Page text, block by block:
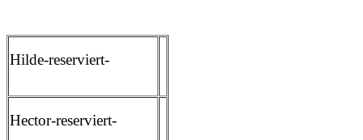
Hilde-reserviert-
Hector-reserviert-